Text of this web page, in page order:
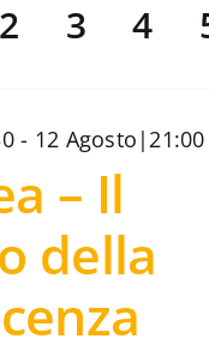
eventieventi
0
2
0
3
0
4
- 12 Agosto|21:00
– Il
della